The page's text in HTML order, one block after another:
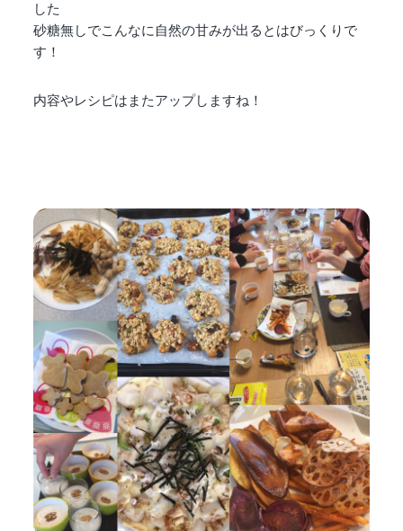
した
砂糖無しでこんなに自然の甘みが出るとはびっくりで
す！
内容やレシピはまたアップしますね！